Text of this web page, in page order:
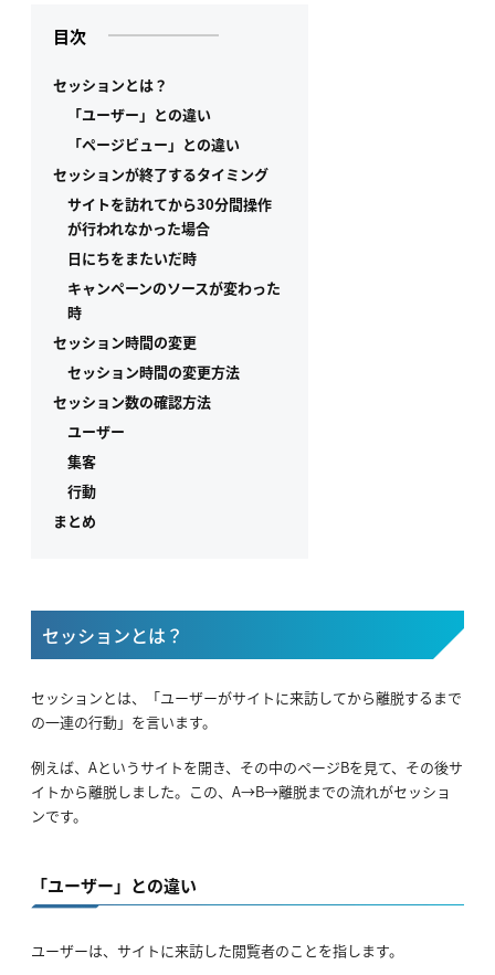
目次
セッションとは？
「ユーザー」との違い
「ページビュー」との違い
セッションが終了するタイミング
サイトを訪れてから30分間操作
が行われなかった場合
日にちをまたいだ時
キャンペーンのソースが変わった
時
セッション時間の変更
セッション時間の変更方法
セッション数の確認方法
ユーザー
集客
行動
まとめ
セッションとは？
セッションとは、「ユーザーがサイトに来訪してから離脱するまで
の一連の行動」を言います。
例えば、Aというサイトを開き、その中のページBを見て、その後サ
イトから離脱しました。この、A→B→離脱までの流れがセッショ
ンです。
「ユーザー」との違い
ユーザーは、サイトに来訪した閲覧者のことを指します。